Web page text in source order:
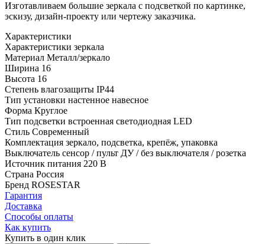
Изготавливаем большие зеркала с подсветкой по картинке,
эскизу, дизайн-проекту или чертежу заказчика.
Характеристики
Характеристики зеркала
Материал Металл/зеркало
Ширина 16
Высота 16
Степень влагозащиты IP44
Тип установки настенное навесное
Форма Круглое
Тип подсветки встроенная светодиодная LED
Стиль Cовременный
Комплектация зеркало, подсветка, крепёж, упаковка
Выключатель сенсор / пульт ДУ / без выключателя / розетка
Источник питания 220 В
Страна Россия
Бренд ROSESTAR
Гарантия
Доставка
Способы оплаты
Как купить
Купить в один клик